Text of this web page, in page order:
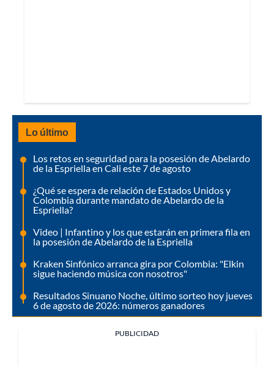
Lo último
Los retos en seguridad para la posesión de Abelardo
de la Espriella en Cali este 7 de agosto
¿Qué se espera de relación de Estados Unidos y
Colombia durante mandato de Abelardo de la
Espriella?
Video | Infantino y los que estarán en primera fila en
la posesión de Abelardo de la Espriella
Kraken Sinfónico arranca gira por Colombia: "Elkin
sigue haciendo música con nosotros"
Resultados Sinuano Noche, último sorteo hoy jueves
6 de agosto de 2026: números ganadores
PUBLICIDAD